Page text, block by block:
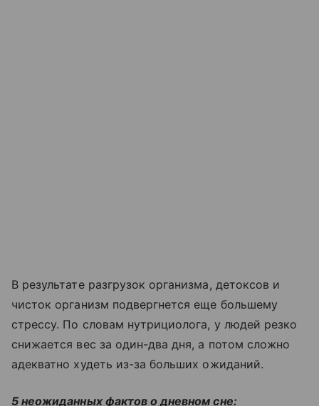
В результате разгрузок организма, детоксов и
чисток организм подвергнется еще большему
стрессу. По словам нутрициолога, у людей резко
снижается вес за один-два дня, а потом сложно
адекватно худеть из-за больших ожиданий.
5 неожиданных фактов о дневном сне: